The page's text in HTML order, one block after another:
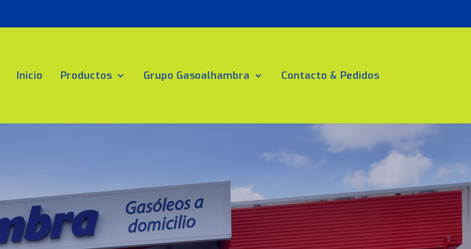
Inicio Productos Grupo Gasoalhambra Contacto & Pedidos